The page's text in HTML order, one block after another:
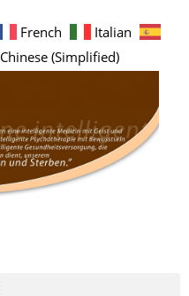
French
Italian
Chinese (Simplified)